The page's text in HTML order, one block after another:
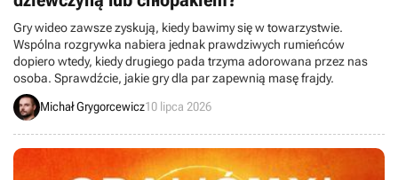
Gry wideo zawsze zyskują, kiedy bawimy się w towarzystwie.
Wspólna rozgrywka nabiera jednak prawdziwych rumieńców
dopiero wtedy, kiedy drugiego pada trzyma adorowana przez nas
osoba. Sprawdźcie, jakie gry dla par zapewnią masę frajdy.
Michał Grygorcewicz10 lipca 2026